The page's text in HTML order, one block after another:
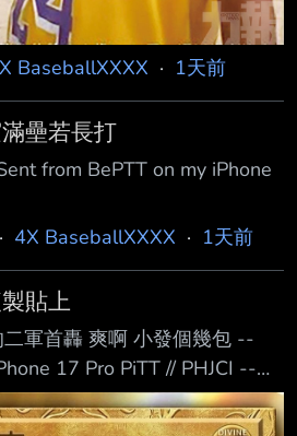
BaseballXXXX · 1天前
壘若長打
from BePTT on my iPhone
· 4X BaseballXXXX · 1天前
貼上
軍首轟 爽啊 小發個幾包 --
17 Pro PiTT // PHJCI --
i.imgur.com/nBjrITm.jpeg
hGki0Xn.jpeg -- YukiApple